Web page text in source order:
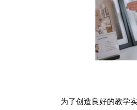
为了创造良好的教学实